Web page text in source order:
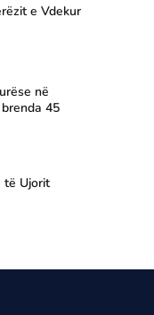
e Vdekur
në
45
të Ujorit